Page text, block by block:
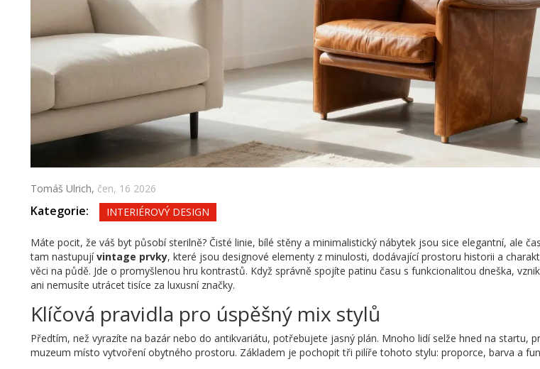
Tomáš Ulrich, čen, 16 2026
Kategorie: INTERIÉROVÝ DESIGN
Máte pocit, že váš byt působí sterilně? Čisté linie, bílé stěny a minimalistický nábytek jsou sice elegantní, ale
tam nastupujívintage prvky, které jsou designové elementy z minulosti, dodávající prostoru historii a
věci na půdě. Jde o promyšlenou hru kontrastů. Když správně spojíte patinu času s funkcionalitou dneška,
ani nemusíte utrácet tisíce za luxusní značky.
Klíčová pravidla pro úspěšný mix stylů
Předtím, než vyrazíte na bazár nebo do antikvariátu, potřebujete jasný plán. Mnoho lidí selže hned na startu,
muzeum místo vytvoření obytného prostoru. Základem je pochopit tři pilíře tohoto stylu: proporce, barva a